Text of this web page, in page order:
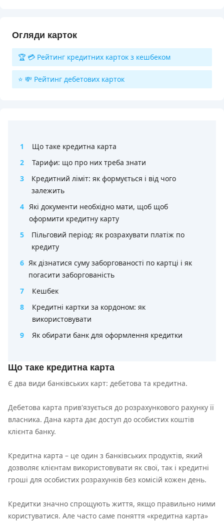
1
Що таке кредитна карта
2
Тарифи: що про них треба знати
3
Кредитний ліміт: як формується і від чого
залежить
4 Які документи необхідно мати, щоб щоб
оформити кредитну карту
5
Пільговий період: як розрахувати платіж по
кредиту
6 Як дізнатися суму заборгованості по картці і як
погасити заборгованість
7
Кешбек
8
Кредитні картки за кордоном: як
використовувати
9
Як обирати банк для оформлення кредитки
Що таке кредитна карта
Є два види банківських карт: дебетова та кредитна.
Дебетова карта прив'язується до розрахункового рахунку її
власника. Дана карта дає доступ до особистих коштів
клієнта банку.
Кредитна карта – це один з банківських продуктів, який
дозволяє клієнтам використовувати як свої, так і кредитні
гроші для особистих розрахунків без комісій кожен день.
Кредитки значно спрощують життя, якщо правильно ними
користуватися. Але часто саме поняття «кредитна карта»
Огляди карток
🏆 💳 Рейтинг кредитних карток з кешбеком
⭐ 💸 Рейтинг дебетових карток